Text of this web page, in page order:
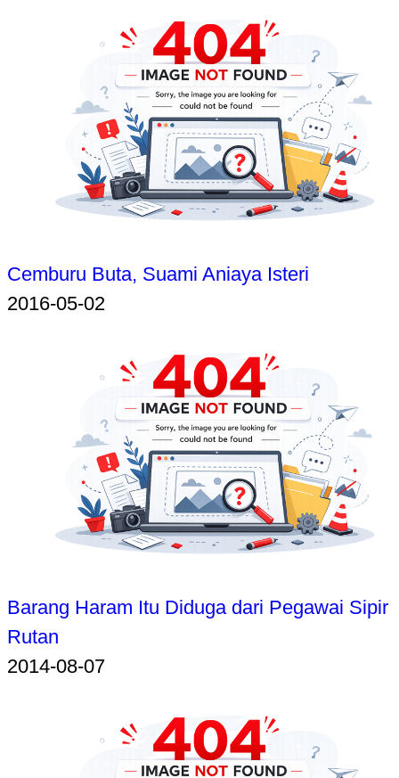
Cemburu Buta, Suami Aniaya Isteri
2016-05-02
Barang Haram Itu Diduga dari Pegawai Sipir
Rutan
2014-08-07